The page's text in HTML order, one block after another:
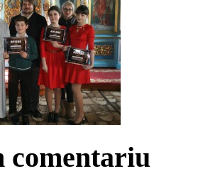
comentariu